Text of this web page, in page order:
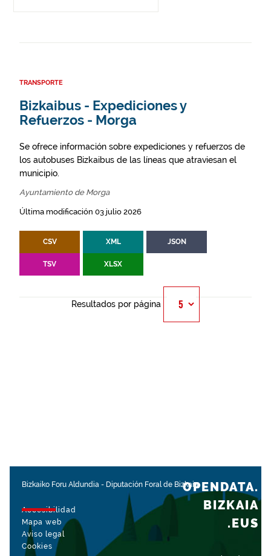
TRANSPORTE
Bizkaibus - Expediciones y
Refuerzos - Morga
Se ofrece información sobre expediciones y refuerzos de
los autobuses Bizkaibus de las líneas que atraviesan el
municipio.
Ayuntamiento de Morga
Última modificación 03 julio 2026
CSV XML JSON
TSV XLSX
Resultados por página
Bizkaiko Foru Aldundia - Diputación Foral de Bizkaia
Accesibilidad
Mapa web
Aviso legal
Cookies
OPENDATA.
BIZKAIA
.EUS